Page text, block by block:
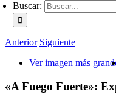
Buscar:
Anterior Siguiente
Ver imagen más
«A Fuego Fuerte»: